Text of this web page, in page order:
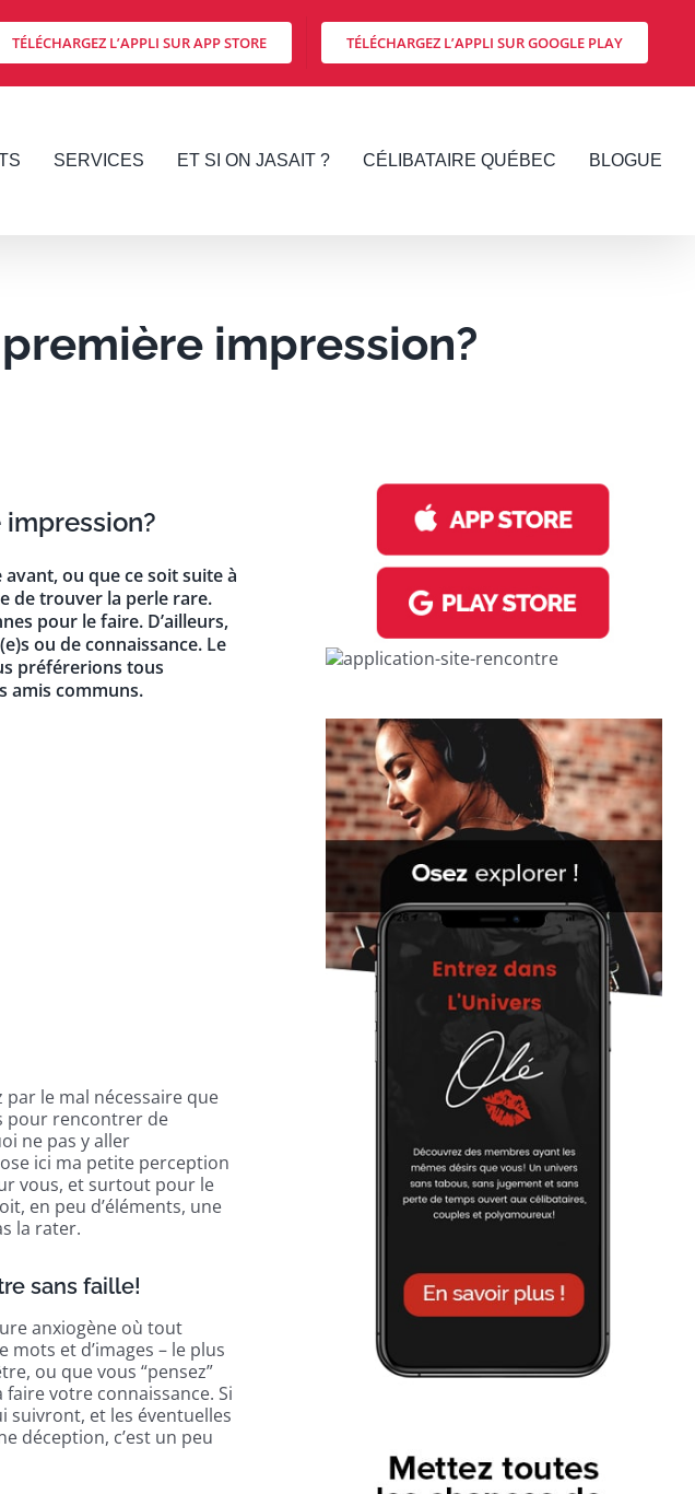
TÉLÉCHARGEZ L’APPLI SUR APP STORE TÉLÉCHARGEZ L’APPLI SUR GOOGLE PLAY
SERVICES ET SI ON JASAIT ? CÉLIBATAIRE QUÉBEC BLOGUE
impression?
ou que ce soit suite à
de trouver la perle rare.
pour le faire. D’ailleurs,
ou de connaissance. Le
préférerions tous
amis communs.
le mal nécessaire que
pour rencontrer de
ne pas y aller
ici ma petite perception
vous, et surtout pour le
en peu d’éléments, une
la rater.
sans faille!
anxiogène où tout
et d’images – le plus
ou que vous “pensez”
votre connaissance. Si
suivront, et les éventuelles
déception, c’est un peu